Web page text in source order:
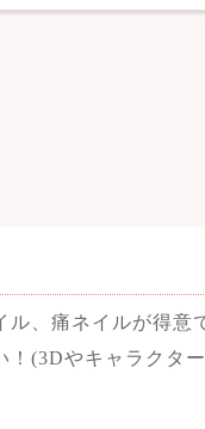
、痛ネイルが得意
(3Dやキャラクタ